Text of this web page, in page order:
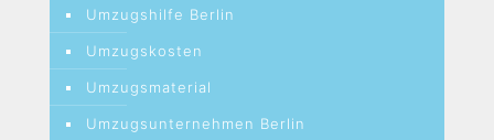
Umzugshilfe Berlin
Umzugskosten
Umzugsmaterial
Umzugsunternehmen Berlin